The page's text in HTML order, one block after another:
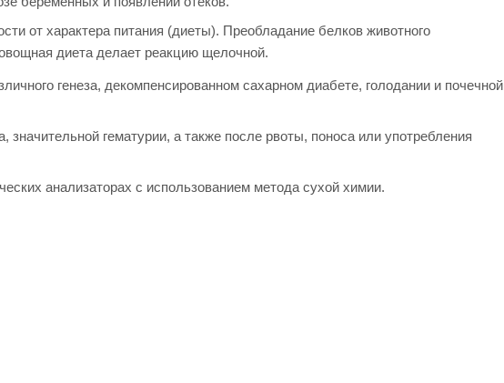
от характера питания (диеты). Преобладание белков животного
диета делает реакцию щелочной.
генеза, декомпенсированном сахарном диабете, голодании и почечной
гематурии, а также после рвоты, поноса или употребления
анализаторах с использованием метода сухой химии.